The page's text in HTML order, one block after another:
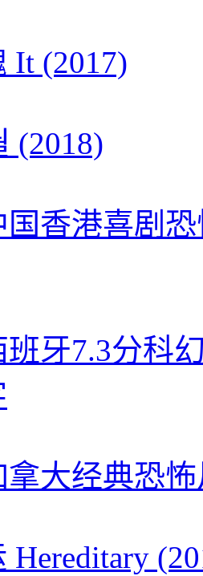
It (2017)
(2018)
国香港喜剧
班牙7.3分科
拿大经典恐
Hereditary